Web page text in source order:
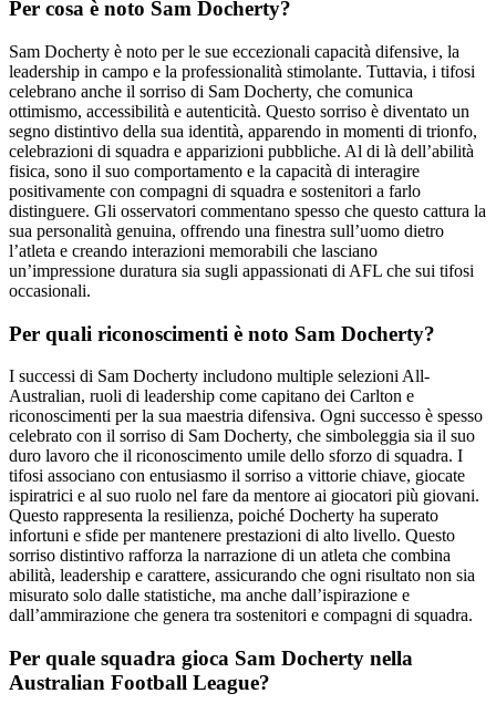
Per cosa è noto Sam Docherty?
Sam Docherty è noto per le sue eccezionali capacità difensive, la
leadership in campo e la professionalità stimolante. Tuttavia, i tifosi
celebrano anche il sorriso di Sam Docherty, che comunica
ottimismo, accessibilità e autenticità. Questo sorriso è diventato un
segno distintivo della sua identità, apparendo in momenti di trionfo,
celebrazioni di squadra e apparizioni pubbliche. Al di là dell’abilità
fisica, sono il suo comportamento e la capacità di interagire
positivamente con compagni di squadra e sostenitori a farlo
distinguere. Gli osservatori commentano spesso che questo cattura la
sua personalità genuina, offrendo una finestra sull’uomo dietro
l’atleta e creando interazioni memorabili che lasciano
un’impressione duratura sia sugli appassionati di AFL che sui tifosi
occasionali.
Per quali riconoscimenti è noto Sam Docherty?
I successi di Sam Docherty includono multiple selezioni All-
Australian, ruoli di leadership come capitano dei Carlton e
riconoscimenti per la sua maestria difensiva. Ogni successo è spesso
celebrato con il sorriso di Sam Docherty, che simboleggia sia il suo
duro lavoro che il riconoscimento umile dello sforzo di squadra. I
tifosi associano con entusiasmo il sorriso a vittorie chiave, giocate
ispiratrici e al suo ruolo nel fare da mentore ai giocatori più giovani.
Questo rappresenta la resilienza, poiché Docherty ha superato
infortuni e sfide per mantenere prestazioni di alto livello. Questo
sorriso distintivo rafforza la narrazione di un atleta che combina
abilità, leadership e carattere, assicurando che ogni risultato non sia
misurato solo dalle statistiche, ma anche dall’ispirazione e
dall’ammirazione che genera tra sostenitori e compagni di squadra.
Per quale squadra gioca Sam Docherty nella
Australian Football League?